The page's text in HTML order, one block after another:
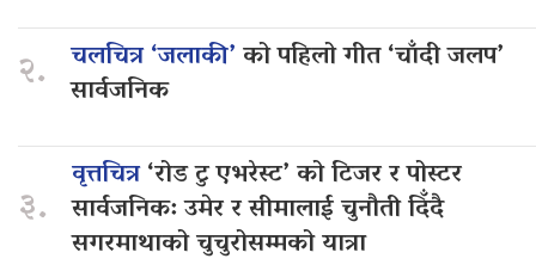
२. चलचित्र ‘जलाकी’को पहिलो गीत ‘चाँदी जलप’
सार्वजनिक
३.
वृत्तचित्र‘रोड टु एभरेस्ट’ को टिजर र पोस्टर
सार्वजनिक: उमेर र सीमालाई चुनौती दिँदै
सगरमाथाको चुचुरोसम्मको यात्रा